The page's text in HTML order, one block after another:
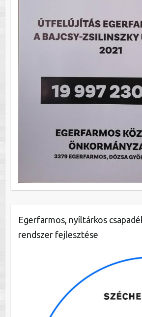
Egerfarmos, nyíltárkos
rendszer fejlesztése